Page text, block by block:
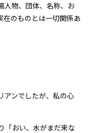
人物、団体、名称、お
在のものとは一切関係あ
アンでしたが、私の心
「おい、水がまだ来な